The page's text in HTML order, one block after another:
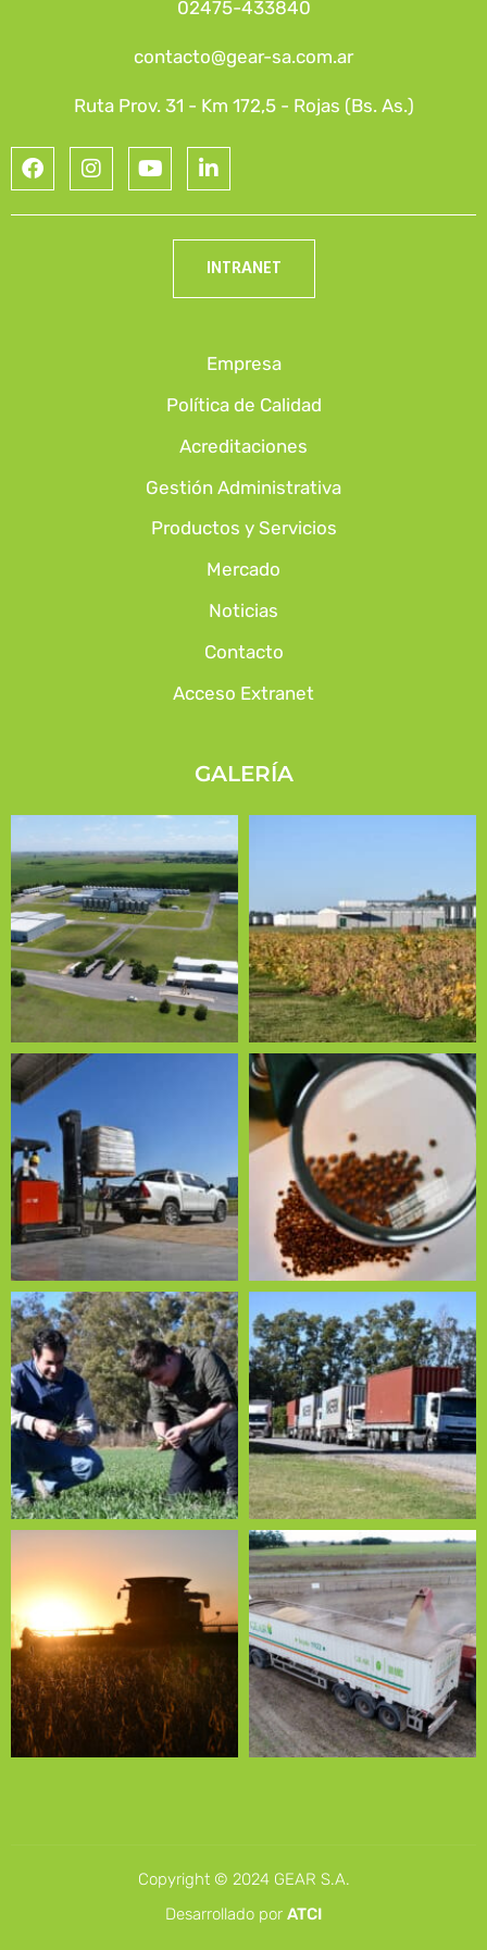
02475-433840
contacto@gear-sa.com.ar
Ruta Prov. 31 - Km 172,5 - Rojas (Bs. As.)
INTRANET
Empresa
Política de Calidad
Acreditaciones
Gestión Administrativa
Productos y Servicios
Mercado
Noticias
Contacto
Acceso Extranet
GALERÍA
Copyright © 2024 GEAR S.A.
Desarrollado por ATCI